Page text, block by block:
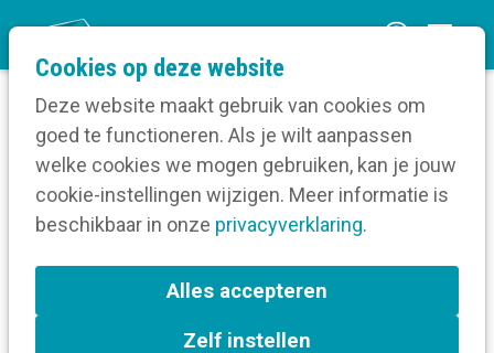
Cookies op deze website
Deze website maakt gebruik van cookies om
goed te functioneren. Als je wilt aanpassen
welke cookies we mogen gebruiken, kan je jouw
cookie-instellingen wijzigen. Meer informatie is
beschikbaar in onze privacyverklaring.
Alles accepteren
Zelf instellen
n
m
Home
Blog Berichten over Verkiezingen
Berichten over
Verkiezingen